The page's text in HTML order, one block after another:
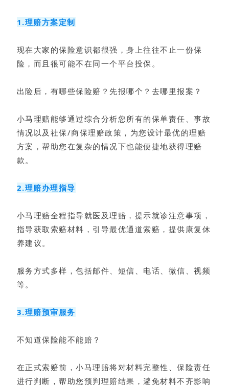
1.理赔方案定制
现在大家的保险意识都很强，身上往往不止一份保
险，而且很可能不在同一个平台投保。
出险后，有哪些保险赔？先报哪个？去哪里报案？
小马理赔能够通过综合分析您所有的保单责任、事故
情况以及社保/商保理赔政策，为您设计最优的理赔
方案，帮助您在复杂的情况下也能便捷地获得理赔
款。
2.理赔办理指导
小马理赔全程指导就医及理赔，提示就诊注意事项，
指导获取索赔材料，引导最优通道索赔，提供康复休
养建议。
服务方式多样，包括邮件、短信、电话、微信、视频
等。
3.理赔预审服务
不知道保险能不能赔？
在正式索赔前，小马理赔将对材料完整性、保险责任
进行判断，帮助您预判理赔结果，避免材料不齐影响